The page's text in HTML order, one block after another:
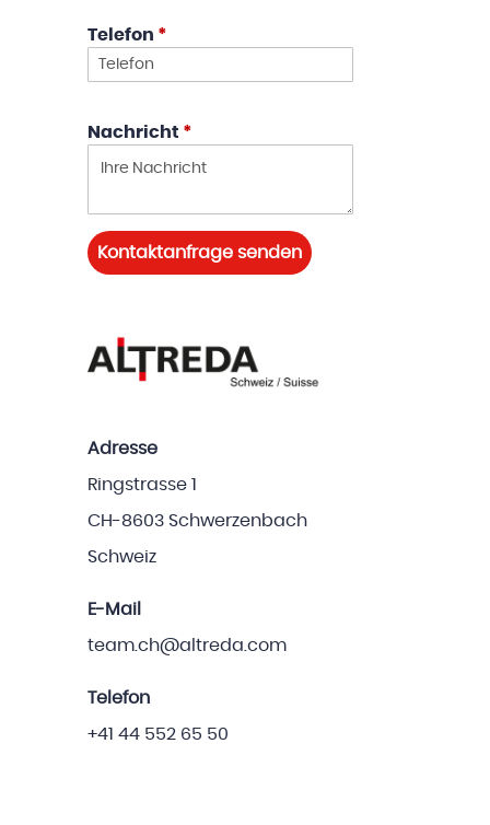
Telefon *
Nachricht *
Kontaktanfrage senden
Adresse
Ringstrasse 1
CH-8603 Schwerzenbach
Schweiz
E-Mail
team.ch@altreda.com
Telefon
+41 44 552 65 50